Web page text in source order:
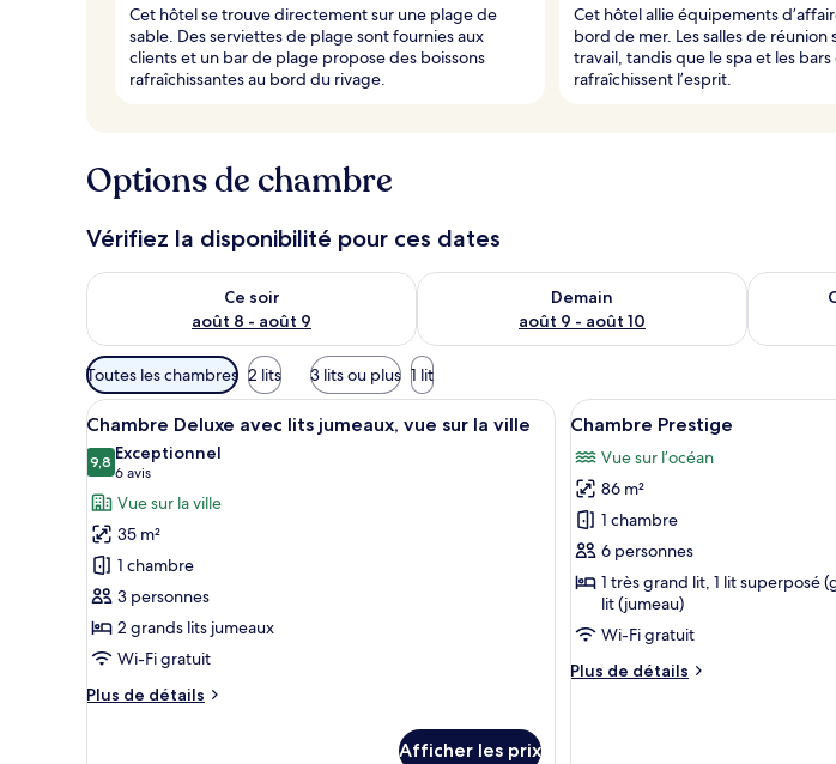
Cet hôtel se trouve directement sur une plage de
sable. Des serviettes de plage sont fournies aux
clients et un bar de plage propose des boissons
rafraîchissantes au bord du rivage.
Cet hôtel allie équipements
bord de mer. Les salles de réunion
travail, tandis que le spa et les
rafraîchissent l’esprit.
Options de chambre
Vérifiez la disponibilité pour ces dates
Ce soir
août 8 - août 9
Vérifier la disponibilité pour ce soir août 8 - août 9
Demain
août 9 - août 10
Vérifier la disponibilité pour demain août 9 - août
Vérifier la
Filtres
disponibles
pour
les
chambres
Toutes les chambres 2 lits 3 lits ou plus 1 lit
Afficher
toutes
les
photos
pour
ce
type
de
chambre :
Chambre
Deluxe
Une chambre d’hôtel moderne avec deux lits, une télévision, une petite
5
Chambre Deluxe avec lits jumeaux, vue sur la ville
9,89,8 sur 10
Exceptionnel
6 avis
(6 avis)
Vue sur la ville
35 m²
1 chambre
3 personnes
2 grands lits jumeaux
Wi-Fi gratuit
Plus de détails
Plus
Afficher les prix
Afficher
toutes
les
photos
pour
ce
type
chambre :
Chambre
Prestige
9
Chambre Prestige
Vue sur l’océan
86 m²
1 chambre
6 personnes
1 très grand lit, 1 lit superposé
lit (jumeau)
Wi-Fi gratuit
Plus de détails
Plus